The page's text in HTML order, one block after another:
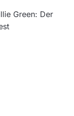
Green: Der